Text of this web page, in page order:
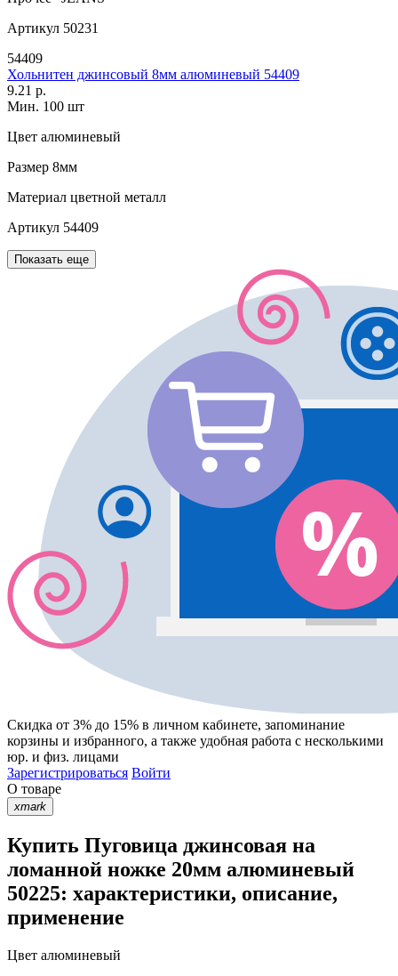
Артикул 50231
54409
Хольнитен джинсовый 8мм алюминевый 54409
9.21 р.
Мин. 100 шт
Цвет алюминевый
Размер 8мм
Материал цветной металл
Артикул 54409
Показать еще
Скидка от 3% до 15% в личном кабинете, запоминание
корзины и избранного, а также удобная работа с несколькими
юр. и физ. лицами
Зарегистрироваться Войти
О товаре
xmark
Купить Пуговица джинсовая на
ломанной ножке 20мм алюминевый
50225: характеристики, описание,
применение
Цвет алюминевый